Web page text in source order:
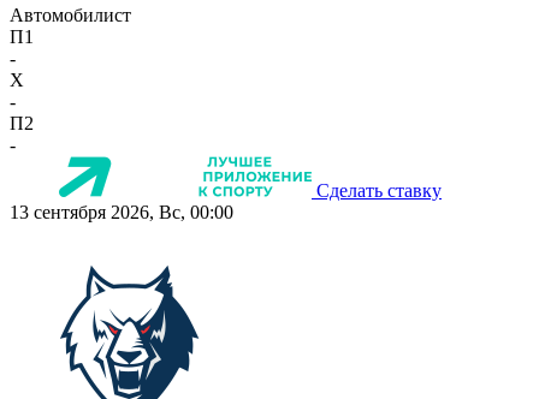
Автомобилист
П1
-
X
-
П2
-
Сделать ставку
13 сентября 2026, Вс, 00:00